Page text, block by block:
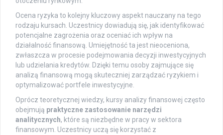
Ocena ryzyka to kolejny kluczowy aspekt nauczany na tego
rodzaju kursach. Uczestnicy dowiadują się, jak identyfikować
potencjalne zagrożenia oraz oceniać ich wpływ na
działalność finansową. Umiejętność ta jest nieoceniona,
zwłaszcza w procesie podejmowania decyzji inwestycyjnych
lub udzielania kredytów. Dzięki temu osoby zajmujące się
analizą finansową mogą skuteczniej zarządzać ryzykiem i
optymalizować portfele inwestycyjne.
Oprócz teoretycznej wiedzy, kursy analizy finansowej często
obejmują praktyczne zastosowanie narzędzi
analitycznych, które są niezbędne w pracy w sektora
finansowym. Uczestnicy uczą się korzystać z